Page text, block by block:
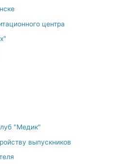
центра
"Медик"
выпускников